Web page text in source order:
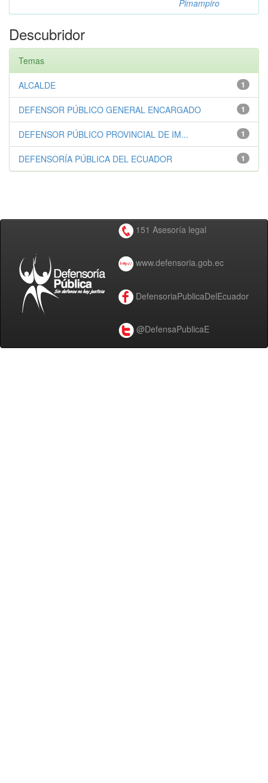
Pimampiro
Descubridor
Temas
1
ALCALDE
1
DEFENSOR PÚBLICO GENERAL ENCARGADO
1
DEFENSOR PÚBLICO PROVINCIAL DE IM...
1
DEFENSORÍA PÚBLICA DEL ECUADOR
151 Asesoría legal
www.defensoria.gob.ec
DefensoriaPublicaDelEcuador
@DefensaPublicaE